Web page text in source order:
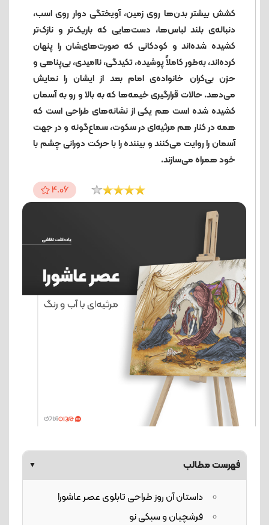
کشش بیشتر بدن‌ها روی زمین، آویختگی دوار روی اسب،
دنباله‌ی بلند لباس‌ها، دست‌هایی که باریک‌تر و نازک‌تر
کشیده ‌شده‌اند و کودکانی که صورت‌های‌شان را پنهان
کرده‌اند، به‌طور کاملاً پوشیده، تکیدگی، ناامیدی، بی‌پناهی و
حزن بی‌کران خانواده‌ی امام بعد از ایشان را نمایش
می‌دهد. حالات قرارگیری خیمه‌ها که به بالا و رو به آسمان
کشیده ‌شده است هم یکی از نشانه‌های طراحی‌ است که
همه در کنار هم مرثیه‌ای در سکوت، سماع‌گونه و در جهت
آسمان را روایت می‌کنند و بیننده را با حرکت دورانی چشم با
خود همراه می‌سازند.
4.06
فهرست مطالب ▼
داستان آن روز طراحی تابلوی عصر عاشورا
فرشچیان و سبکی نو